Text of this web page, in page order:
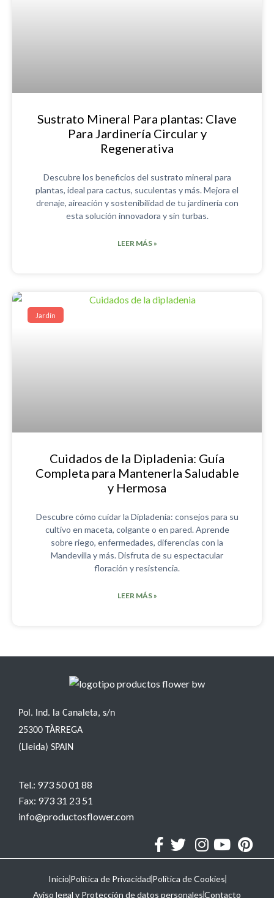
Sustrato Mineral Para plantas: Clave
Para Jardinería Circular y
Regenerativa
Descubre los beneficios del sustrato mineral para
plantas, ideal para cactus, suculentas y más. Mejora el
drenaje, aireación y sostenibilidad de tu jardinería con
esta solución innovadora y sin turbas.
LEER MÁS »
Jardín
Cuidados de la Dipladenia: Guía
Completa para Mantenerla Saludable
y Hermosa
Descubre cómo cuidar la Dipladenia: consejos para su
cultivo en maceta, colgante o en pared. Aprende
sobre riego, enfermedades, diferencias con la
Mandevilla y más. Disfruta de su espectacular
floración y resistencia.
LEER MÁS »
Pol. Ind. la Canaleta, s/n
25300 TÀRREGA
(Lleida) SPAIN
Tel.: 973 50 01 88
Fax: 973 31 23 51
info@productosflower.com
Inicio Política de Privacidad Política de Cookies
Aviso legal y Protección de datos personalesContacto